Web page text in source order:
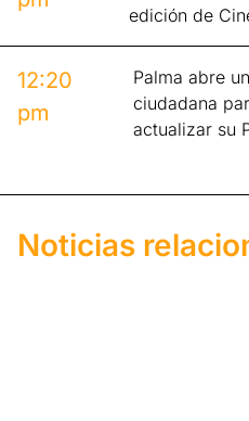
edición de
12:20
pm
Palma abre
ciudadana
actualizar su
Noticias